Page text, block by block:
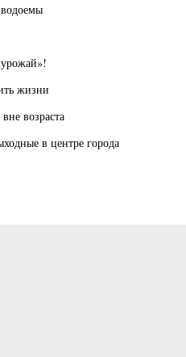
жизни
возраста
в центре города